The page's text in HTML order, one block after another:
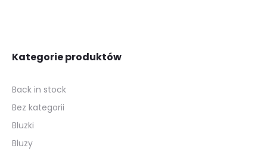
Kategorie produktów
Back in stock
Bez kategorii
Bluzki
Bluzy